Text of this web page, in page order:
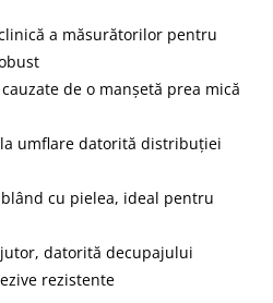
a măsurătorilor pentru
de o manșetă prea mică
umflare datorită distribuției
cu pielea, ideal pentru
datorită decupajului
rezistente